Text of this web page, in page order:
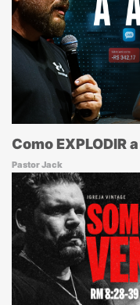
Como EXPLODIR
Pastor Jack